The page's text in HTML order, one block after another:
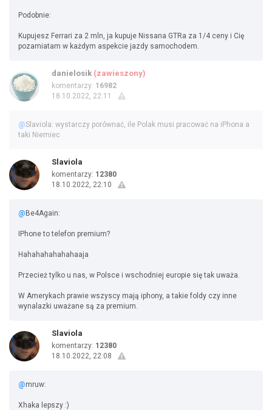
Podobnie:
Kupujesz Ferrari za 2 mln, ja kupuje Nissana GTRa za 1/4 ceny i Cię
pozamiatam w każdym aspekcie jazdy samochodem.
danielosik (zawieszony)
komentarzy: 16982
18.10.2022, 22:11
@Slaviola: wystarczy porównać, ile Polak musi pracować na iPhona a
taki Niemiec
Slaviola
komentarzy: 12380
18.10.2022, 22:10
@ Be4Again:
IPhone to telefon premium?
Hahahahahahahaaja
Przecież tylko u nas, w Polsce i wschodniej europie się tak uważa.
W Amerykach prawie wszyscy mają iphony, a takie foldy czy inne
wynalazki uważane są za premium.
Slaviola
komentarzy: 12380
18.10.2022, 22:08
@mruw:
Xhaka lepszy :)